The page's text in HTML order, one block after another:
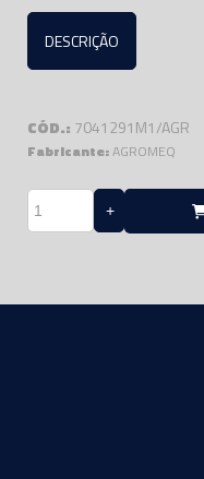
DESCRIÇÃO
CÓD.: 7041291M1/AGR
Fabricante:AGROMEQ